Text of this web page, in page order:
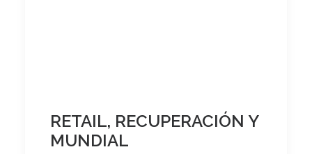
RETAIL, RECUPERACIÓN Y
MUNDIAL